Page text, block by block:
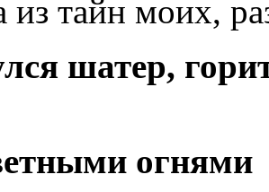
из тайн моих,
шатер,